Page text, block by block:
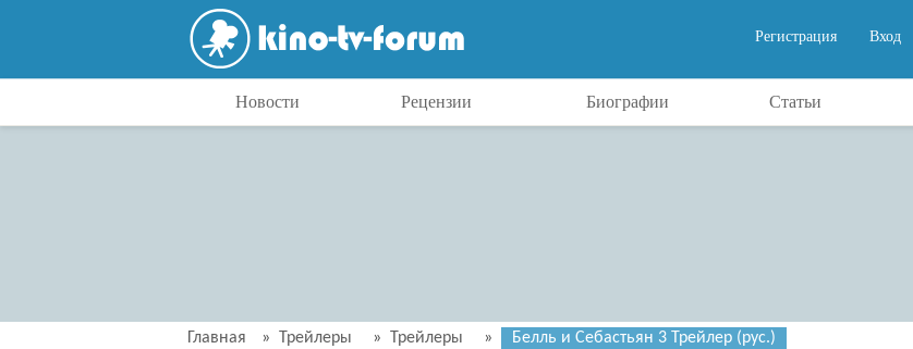
Вход
Регистрация
Новости Рецензии Биографии Статьи
Главная » Трейлеры » Трейлеры » Белль и Себастьян 3 Трейлер (рус.)